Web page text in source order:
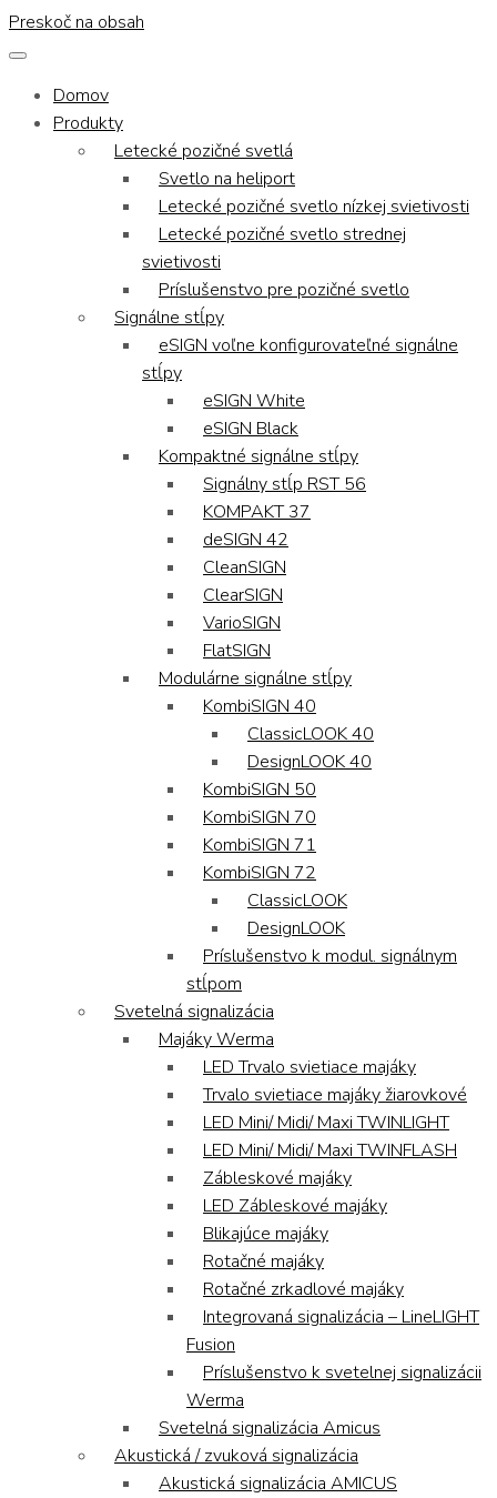
Preskoč na obsah
Domov
Produkty
Letecké pozičné svetlá
Svetlo na heliport
Letecké pozičné svetlo nízkej svietivosti
Letecké pozičné svetlo strednej
svietivosti
Príslušenstvo pre pozičné svetlo
Signálne stĺpy
eSIGN voľne konfigurovateľné signálne
stĺpy
eSIGN White
eSIGN Black
Kompaktné signálne stĺpy
Signálny stĺp RST 56
KOMPAKT 37
deSIGN 42
CleanSIGN
ClearSIGN
VarioSIGN
FlatSIGN
Modulárne signálne stĺpy
KombiSIGN 40
ClassicLOOK 40
DesignLOOK 40
KombiSIGN 50
KombiSIGN 70
KombiSIGN 71
KombiSIGN 72
ClassicLOOK
DesignLOOK
Príslušenstvo k modul. signálnym
stĺpom
Svetelná signalizácia
Majáky Werma
LED Trvalo svietiace majáky
Trvalo svietiace majáky žiarovkové
LED Mini/ Midi/ Maxi TWINLIGHT
LED Mini/ Midi/ Maxi TWINFLASH
Zábleskové majáky
LED Zábleskové majáky
Blikajúce majáky
Rotačné majáky
Rotačné zrkadlové majáky
Integrovaná signalizácia – LineLIGHT
Fusion
Príslušenstvo k svetelnej signalizácii
Werma
Svetelná signalizácia Amicus
Akustická / zvuková signalizácia
Akustická signalizácia AMICUS